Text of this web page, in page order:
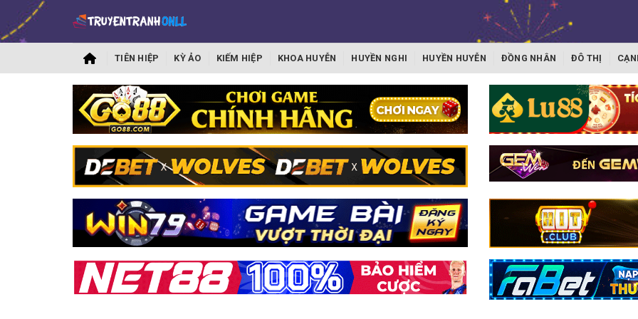
TIÊN HIỆP KỲ ẢO KIẾM HIỆP KHOA HUYỄN HUYỀN NGHI HUYỀN HUYỄN ĐỒNG NHÂN ĐÔ THỊ